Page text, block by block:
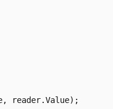
reader.Value);